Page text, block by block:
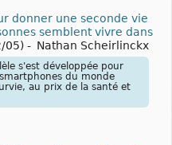
donner une seconde vie
semblent vivre dans
05) - Nathan Scheirlinckx
s'est développée pour
du monde
au prix de la santé et